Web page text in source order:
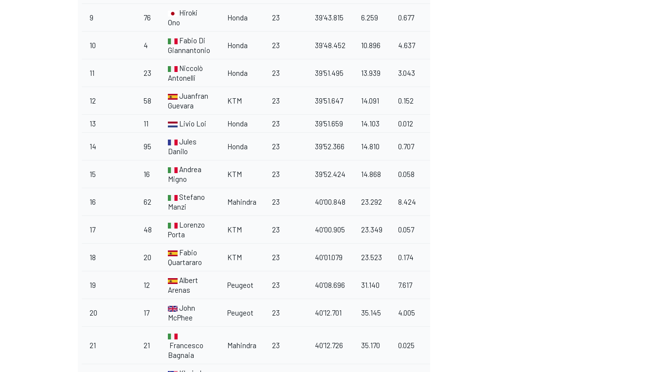
9 76
Hiroki
Ono
Honda 23 39'43.815 6.259 0.677
10 4
Fabio Di
Giannantonio
Honda 23 39'48.452 10.896 4.637
11 23
Niccolò
Antonelli
Honda 23 39'51.495 13.939 3.043
12 58
Juanfran
Guevara
KTM 23 39'51.647 14.091 0.152
13 11 Livio Loi Honda 23 39'51.659 14.103 0.012
14 95
Jules
Danilo
Honda 23 39'52.366 14.810 0.707
15 16
Andrea
Migno
KTM 23 39'52.424 14.868 0.058
16 62
Stefano
Manzi
Mahindra 23 40'00.848 23.292 8.424
17 48
Lorenzo
Porta
KTM 23 40'00.905 23.349 0.057
18 20
Fabio
Quartararo
KTM 23 40'01.079 23.523 0.174
19 12
Albert
Arenas
Peugeot 23 40'08.696 31.140 7.617
20 17
John
McPhee
Peugeot 23 40'12.701 35.145 4.005
21 21
Francesco
Bagnaia
Mahindra 23 40'12.726 35.170 0.025